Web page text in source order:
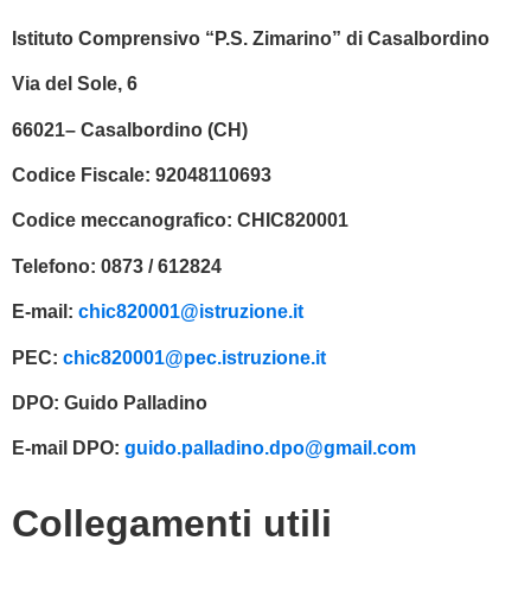
Istituto Comprensivo “P.S. Zimarino” di Casalbordino
Via del Sole, 6
66021– Casalbordino (CH)
Codice Fiscale: 92048110693
Codice meccanografico: CHIC820001
Telefono: 0873 / 612824
E-mail: chic820001@istruzione.it
PEC: chic820001@pec.istruzione.it
DPO: Guido Palladino
E-mail DPO: guido.palladino.dpo@gmail.com
Collegamenti utili